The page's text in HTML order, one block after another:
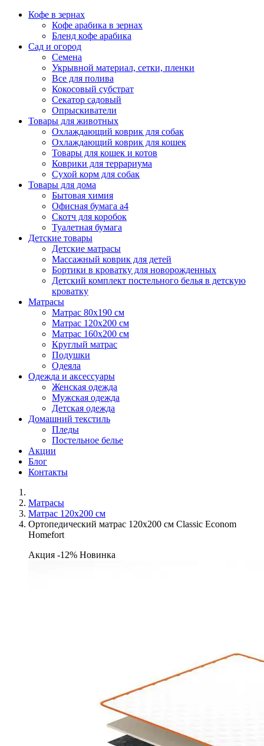
Кофе в зернах
Кофе арабика в зернах
Бленд кофе арабика
Сад и огород
Семена
Укрывной материал, сетки, пленки
Все для полива
Кокосовый субстрат
Секатор садовый
Опрыскиватели
Товары для животных
Охлаждающий коврик для собак
Охлаждающий коврик для кошек
Товары для кошек и котов
Коврики для террариума
Сухой корм для собак
Товары для дома
Бытовая химия
Офисная бумага а4
Скотч для коробок
Туалетная бумага
Детские товары
Детские матрасы
Массажный коврик для детей
Бортики в кроватку для новорожденных
Детский комплект постельного белья в детскую
кроватку
Матрасы
Матрас 80х190 см
Матраc 120х200 см
Матрас 160х200 см
Круглый матрас
Подушки
Одеяла
Одежда и аксессуары
Женская одежда
Мужская одежда
Детская одежда
Домашний текстиль
Пледы
Постельное белье
Акции
Блог
Контакты
Матрасы
Матраc 120х200 см
Ортопедический матрас 120х200 см Classic Econom
Homefort
Акция -12% Новинка